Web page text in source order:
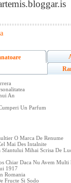
An
Un Parfum
O Marca De Renume
Mai Des Intalnite
Sfantului Mihai Scrisa De
Chiar Daca Nu Avem
1917
Romania
Fructe Si Sodo